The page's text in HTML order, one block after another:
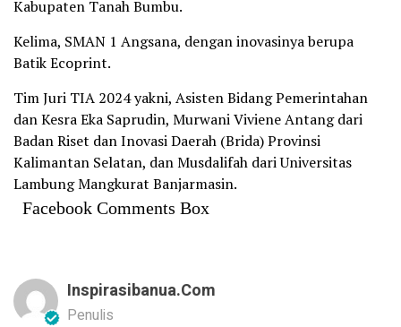
Kabupaten Tanah Bumbu.
Kelima, SMAN 1 Angsana, dengan inovasinya berupa
Batik Ecoprint.
Tim Juri TIA 2024 yakni, Asisten Bidang Pemerintahan
dan Kesra Eka Saprudin, Murwani Viviene Antang dari
Badan Riset dan Inovasi Daerah (Brida) Provinsi
Kalimantan Selatan, dan Musdalifah dari Universitas
Lambung Mangkurat Banjarmasin.
Facebook Comments Box
Inspirasibanua.com
Penulis